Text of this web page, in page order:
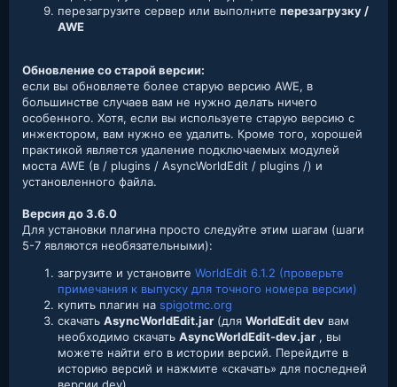
перезагрузите сервер или выполните перезагрузку /
AWE
Обновление со старой версии:
если вы обновляете более старую версию AWE, в
большинстве случаев вам не нужно делать ничего
особенного. Хотя, если вы используете старую версию с
инжектором, вам нужно ее удалить. Кроме того, хорошей
практикой является удаление подключаемых модулей
моста AWE (в / plugins / AsyncWorldEdit / plugins /) и
установленного файла.
Версия до 3.6.0
Для установки плагина просто следуйте этим шагам (шаги
5-7 являются необязательными):
загрузите и установите WorldEdit 6.1.2 (проверьте
примечания к выпуску для точного номера версии)
купить плагин на spigotmc.org
скачать AsyncWorldEdit.jar (для WorldEdit dev вам
необходимо скачать AsyncWorldEdit-dev.jar , вы
можете найти его в истории версий. Перейдите в
историю версий и нажмите «скачать» для последней
версии dev)